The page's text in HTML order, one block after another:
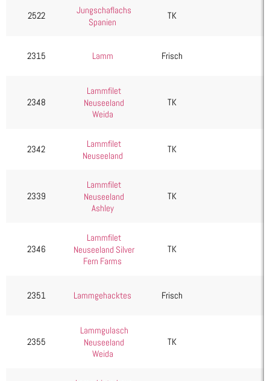
2522
Jungschaflachs
Spanien
TK
2315 Lamm Frisch
2348
Lammfilet
Neuseeland
Weida
TK
2342
Lammfilet
Neuseeland
TK
2339
Lammfilet
Neuseeland
Ashley
TK
2346
Lammfilet
Neuseeland Silver
Fern Farms
TK
2351 Lammgehacktes Frisch
2355
Lammgulasch
Neuseeland
Weida
TK